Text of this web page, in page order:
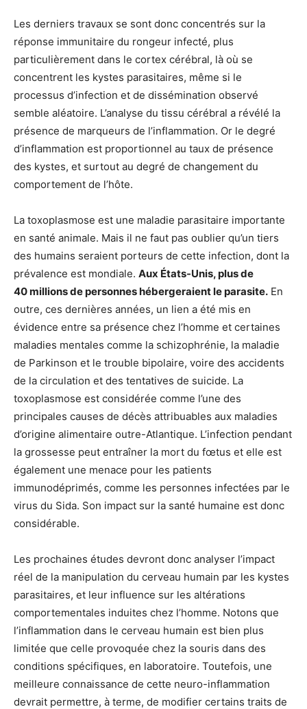
Les derniers travaux se sont donc concentrés sur la
réponse immunitaire du rongeur infecté, plus
particulièrement dans le cortex cérébral, là où se
concentrent les kystes parasitaires, même si le
processus d’infection et de dissémination observé
semble aléatoire. L’analyse du tissu cérébral a révélé la
présence de marqueurs de l’inflammation. Or le degré
d’inflammation est proportionnel au taux de présence
des kystes, et surtout au degré de changement du
comportement de l’hôte.
La toxoplasmose est une maladie parasitaire importante
en santé animale. Mais il ne faut pas oublier qu’un tiers
des humains seraient porteurs de cette infection, dont la
prévalence est mondiale. Aux États-Unis, plus de
40 millions de personnes hébergeraient le parasite. En
outre, ces dernières années, un lien a été mis en
évidence entre sa présence chez l’homme et certaines
maladies mentales comme la schizophrénie, la maladie
de Parkinson et le trouble bipolaire, voire des accidents
de la circulation et des tentatives de suicide. La
toxoplasmose est considérée comme l’une des
principales causes de décès attribuables aux maladies
d’origine alimentaire outre-Atlantique. L’infection pendant
la grossesse peut entraîner la mort du fœtus et elle est
également une menace pour les patients
immunodéprimés, comme les personnes infectées par le
virus du Sida. Son impact sur la santé humaine est donc
considérable.
Les prochaines études devront donc analyser l’impact
réel de la manipulation du cerveau humain par les kystes
parasitaires, et leur influence sur les altérations
comportementales induites chez l’homme. Notons que
l’inflammation dans le cerveau humain est bien plus
limitée que celle provoquée chez la souris dans des
conditions spécifiques, en laboratoire. Toutefois, une
meilleure connaissance de cette neuro-inflammation
devrait permettre, à terme, de modifier certains traits de